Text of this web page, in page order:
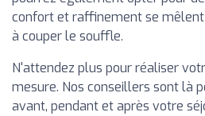
confort et raffinement se
à couper le souffle.
N'attendez plus pour réaliser
mesure. Nos conseillers sont là
avant, pendant et après votre